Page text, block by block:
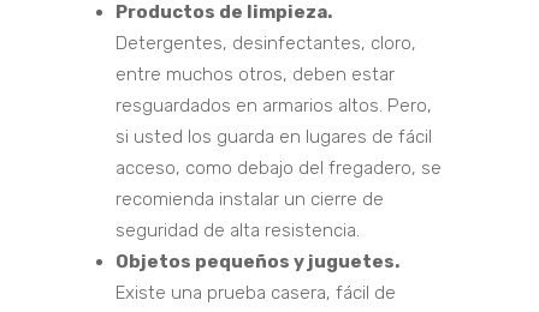
Productos de limpieza.
Detergentes, desinfectantes, cloro,
entre muchos otros, deben estar
resguardados en armarios altos. Pero,
si usted los guarda en lugares de fácil
acceso, como debajo del fregadero, se
recomienda instalar un cierre de
seguridad de alta resistencia.
Objetos pequeños y juguetes.
Existe una prueba casera, fácil de